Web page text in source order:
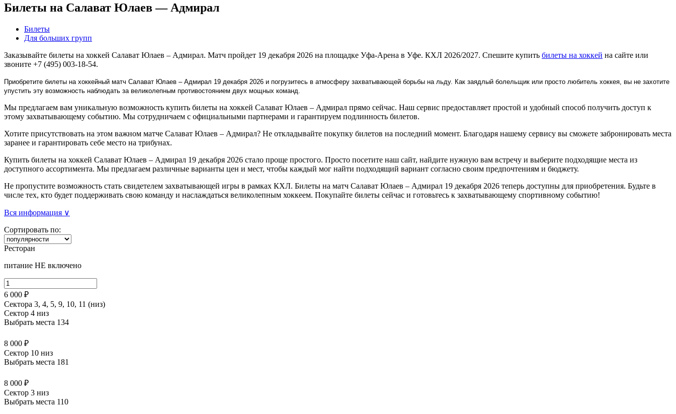
Билеты на Салават Юлаев — Адмирал
Билеты
Для больших групп
Заказывайте билеты на хоккей Салават Юлаев – Адмирал. Матч пройдет 19 декабря 2026 на площадке Уфа-Арена в Уфе. КХЛ 2026/2027. Спешите купить билеты на хоккей на сайте или
звоните +7 (495) 003-18-54.
Приобретите билеты на хоккейный матч Салават Юлаев – Адмирал 19 декабря 2026 и погрузитесь в атмосферу захватывающей борьбы на льду. Как заядлый болельщик или просто любитель хоккея, вы не захотите
упустить эту возможность наблюдать за великолепным противостоянием двух мощных команд.
Мы предлагаем вам уникальную возможность купить билеты на хоккей Салават Юлаев – Адмирал прямо сейчас. Наш сервис предоставляет простой и удобный способ получить доступ к
этому захватывающему событию. Мы сотрудничаем с официальными партнерами и гарантируем подлинность билетов.
Хотите присутствовать на этом важном матче Салават Юлаев – Адмирал? Не откладывайте покупку билетов на последний момент. Благодаря нашему сервису вы сможете забронировать места
заранее и гарантировать себе место на трибунах.
Купить билеты на хоккей Салават Юлаев – Адмирал 19 декабря 2026 стало проще простого. Просто посетите наш сайт, найдите нужную вам встречу и выберите подходящие места из
доступного ассортимента. Мы предлагаем различные варианты цен и мест, чтобы каждый мог найти подходящий вариант согласно своим предпочтениям и бюджету.
Не пропустите возможность стать свидетелем захватывающей игры в рамках КХЛ. Билеты на матч Салават Юлаев – Адмирал 19 декабря 2026 теперь доступны для приобретения. Будьте в
числе тех, кто будет поддерживать свою команду и наслаждаться великолепным хоккеем. Покупайте билеты сейчас и готовьтесь к захватывающему спортивному событию!
Вся информация ∨
Сортировать по:
Ресторан
питание НЕ включено
6 000 ₽
Сектора 3, 4, 5, 9, 10, 11 (низ)
Сектор 4 низ
Выбрать места 134
8 000 ₽
Сектор 10 низ
Выбрать места 181
8 000 ₽
Сектор 3 низ
Выбрать места 110